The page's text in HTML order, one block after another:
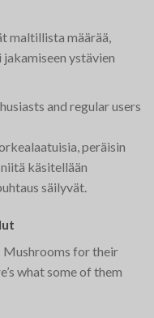
maltillista määrää,
ystävien
and regular users
peräisin
käsitellään
säilyvät.
for their
what some of them